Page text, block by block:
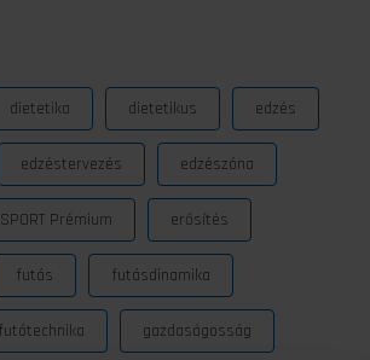
dietetika dietetikus edzés
edzéstervezés edzészóna
Prémium erősítés
futás futásdinamika
futótechnika gazdaságosság